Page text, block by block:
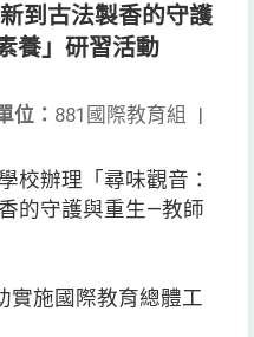
到古法製香的守護
養」研習活動
位： 881國際教育組 |
校辦理「尋味觀音：
的守護與重生—教師
實施國際教育總體工